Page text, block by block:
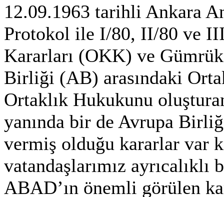
12.09.1963 tarihli Ankara
Protokol ile I/80, II/80 ve
Kararları (OKK) ve
Birliği (AB) arasındaki
Ortaklık Hukukunu
yanında bir de Avrupa
vermiş olduğu kararlar var
vatandaşlarımız
ABAD’ın önemli görülen